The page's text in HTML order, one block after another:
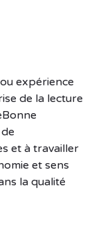
expérience
de la lecture
et à travailler
et sens
la qualité